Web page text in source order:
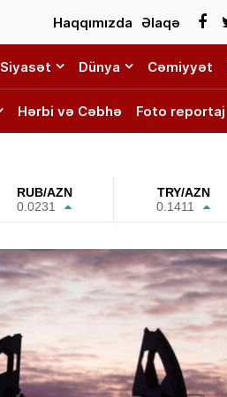
Haqqımızda Əlaqə
Siyasət Dünya Cəmiyyət
Hərbi və Cəbhə Foto reportaj
RUB/AZN
0.0231
TRY/AZN
0.1411